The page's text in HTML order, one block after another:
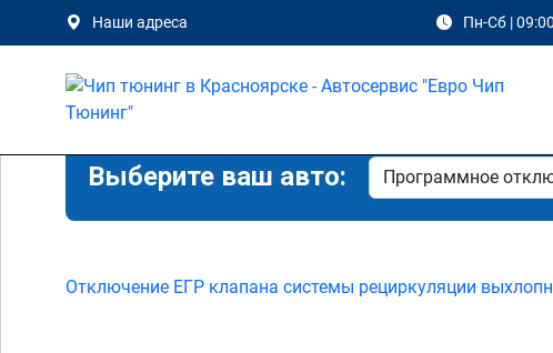
Наши адреса Пн-Сб |
Выберите ваш авто:
Отключение ЕГР клапана системы рециркуляции